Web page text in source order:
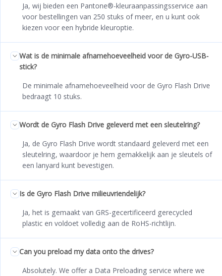
Ja, wij bieden een Pantone®-kleuraanpassingsservice aan
voor bestellingen van 250 stuks of meer, en u kunt ook
kiezen voor een hybride kleuroptie.
Wat is de minimale afnamehoeveelheid voor de Gyro-USB-
stick?
De minimale afnamehoeveelheid voor de Gyro Flash Drive
bedraagt 10 stuks.
Wordt de Gyro Flash Drive geleverd met een sleutelring?
Ja, de Gyro Flash Drive wordt standaard geleverd met een
sleutelring, waardoor je hem gemakkelijk aan je sleutels of
een lanyard kunt bevestigen.
Is de Gyro Flash Drive milieuvriendelijk?
Ja, het is gemaakt van GRS-gecertificeerd gerecycled
plastic en voldoet volledig aan de RoHS-richtlijn.
Can you preload my data onto the drives?
Absolutely. We offer a Data Preloading service where we